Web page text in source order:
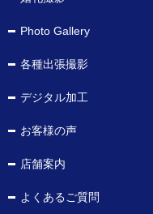
Photo Gallery
各種出張撮影
デジタル加工
お客様の声
店舗案内
よくあるご質問